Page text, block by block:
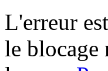
L'erreur
le blocage